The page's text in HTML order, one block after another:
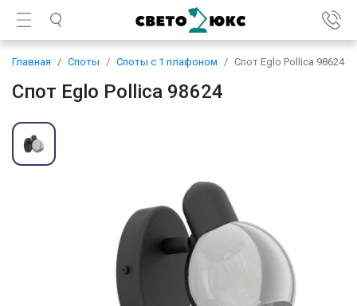
Главная Споты Споты с 1 плафоном Спот Eglo Pollica 98624
Спот Eglo Pollica 98624